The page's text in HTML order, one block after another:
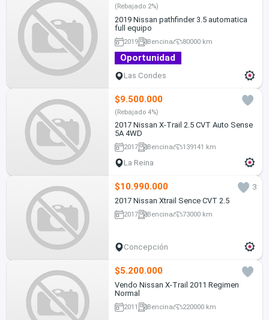
(Rebajado 2%)
2019 Nissan pathfinder 3.5 automatica
full equipo
2019 Bencina 80000 km
Oportunidad
Las Condes
$9.500.000
(Rebajado 4%)
2017 Nissan X-Trail 2.5 CVT Auto Sense
5A 4WD
2017 Bencina 139141 km
La Reina
$10.990.000
3
2017 Nissan Xtrail Sence CVT 2.5
2017 Bencina 73000 km
Concepción
$5.200.000
Vendo Nissan X-Trail 2011 Regimen
Normal
2011 Bencina 220000 km